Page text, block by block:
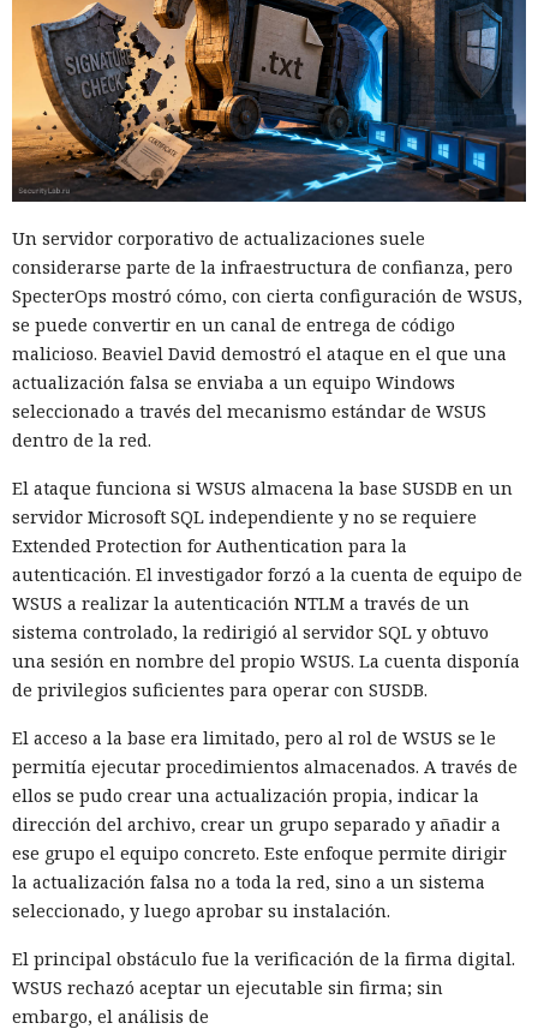
Un servidor corporativo de actualizaciones suele
considerarse parte de la infraestructura de confianza, pero
SpecterOps mostró cómo, con cierta configuración de WSUS,
se puede convertir en un canal de entrega de código
malicioso. Beaviel David demostró el ataque en el que una
actualización falsa se enviaba a un equipo Windows
seleccionado a través del mecanismo estándar de WSUS
dentro de la red.
El ataque funciona si WSUS almacena la base SUSDB en un
servidor Microsoft SQL independiente y no se requiere
Extended Protection for Authentication para la
autenticación. El investigador forzó a la cuenta de equipo de
WSUS a realizar la autenticación NTLM a través de un
sistema controlado, la redirigió al servidor SQL y obtuvo
una sesión en nombre del propio WSUS. La cuenta disponía
de privilegios suficientes para operar con SUSDB.
El acceso a la base era limitado, pero al rol de WSUS se le
permitía ejecutar procedimientos almacenados. A través de
ellos se pudo crear una actualización propia, indicar la
dirección del archivo, crear un grupo separado y añadir a
ese grupo el equipo concreto. Este enfoque permite dirigir
la actualización falsa no a toda la red, sino a un sistema
seleccionado, y luego aprobar su instalación.
El principal obstáculo fue la verificación de la firma digital.
WSUS rechazó aceptar un ejecutable sin firma; sin
embargo, el análisis de